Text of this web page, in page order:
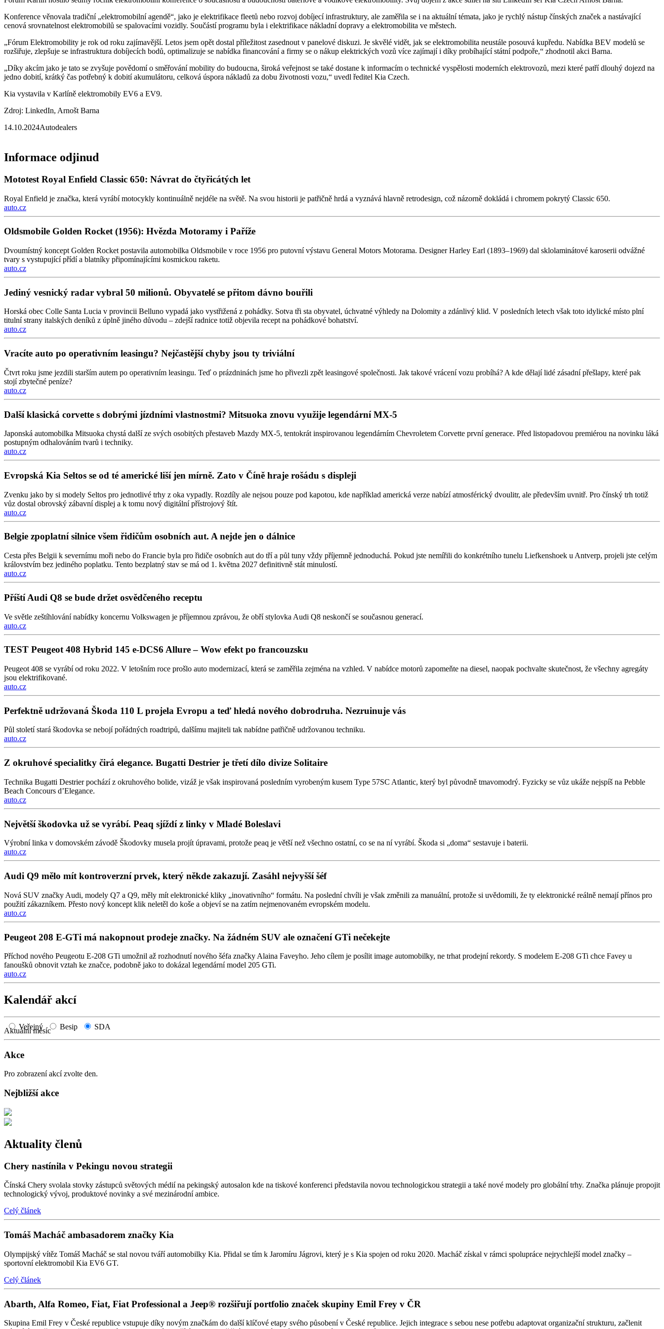
Konference věnovala tradiční „elektromobilní agendě“, jako je elektrifikace fleetů nebo rozvoj dobíjecí infrastruktury, ale zaměřila se i na aktuální témata, jako je rychlý nástup čínských značek a nastávající
cenová srovnatelnost elektromobilů se spalovacími vozidly. Součástí programu byla i elektrifikace nákladní dopravy a elektromobilita ve městech.
„Fórum Elektromobility je rok od roku zajímavější. Letos jsem opět dostal příležitost zasednout v panelové diskuzi. Je skvělé vidět, jak se elektromobilita neustále posouvá kupředu. Nabídka BEV modelů se
rozšiřuje, zlepšuje se infrastruktura dobíjecích bodů, optimalizuje se nabídka financování a firmy se o nákup elektrických vozů více zajímají i díky probíhající státní podpoře,“ zhodnotil akci Barna.
„Díky akcím jako je tato se zvyšuje povědomí o směřování mobility do budoucna, široká veřejnost se také dostane k informacím o technické vyspělosti moderních elektrovozů, mezi které patří dlouhý dojezd na
jedno dobití, krátký čas potřebný k dobití akumulátoru, celková úspora nákladů za dobu životnosti vozu,“ uvedl ředitel Kia Czech.
Kia vystavila v Karlíně elektromobily EV6 a EV9.
Zdroj: LinkedIn, Arnošt Barna
14.10.2024Autodealers
Informace odjinud
Mototest Royal Enfield Classic 650: Návrat do čtyřicátých let
Royal Enfield je značka, která vyrábí motocykly kontinuálně nejdéle na světě. Na svou historii je patřičně hrdá a vyznává hlavně retrodesign, což názorně dokládá i chromem pokrytý Classic 650.
auto.cz
Oldsmobile Golden Rocket (1956): Hvězda Motoramy i Paříže
Dvoumístný koncept Golden Rocket postavila automobilka Oldsmobile v roce 1956 pro putovní výstavu General Motors Motorama. Designer Harley Earl (1893–1969) dal sklolaminátové karoserii odvážné
tvary s vystupující přídí a blatníky připomínajícími kosmickou raketu.
auto.cz
Jediný vesnický radar vybral 50 milionů. Obyvatelé se přitom dávno bouřili
Horská obec Colle Santa Lucia v provincii Belluno vypadá jako vystřižená z pohádky. Sotva tři sta obyvatel, úchvatné výhledy na Dolomity a zdánlivý klid. V posledních letech však toto idylické místo plní
titulní strany italských deníků z úplně jiného důvodu – zdejší radnice totiž objevila recept na pohádkové bohatství.
auto.cz
Vracíte auto po operativním leasingu? Nejčastější chyby jsou ty triviální
Čtvrt roku jsme jezdili starším autem po operativním leasingu. Teď o prázdninách jsme ho přivezli zpět leasingové společnosti. Jak takové vrácení vozu probíhá? A kde dělají lidé zásadní přešlapy, které pak
stojí zbytečné peníze?
auto.cz
Další klasická corvette s dobrými jízdními vlastnostmi? Mitsuoka znovu využije legendární MX-5
Japonská automobilka Mitsuoka chystá další ze svých osobitých přestaveb Mazdy MX-5, tentokrát inspirovanou legendárním Chevroletem Corvette první generace. Před listopadovou premiérou na novinku láká
postupným odhalováním tvarů i techniky.
auto.cz
Evropská Kia Seltos se od té americké liší jen mírně. Zato v Číně hraje rošádu s displeji
Zvenku jako by si modely Seltos pro jednotlivé trhy z oka vypadly. Rozdíly ale nejsou pouze pod kapotou, kde například americká verze nabízí atmosférický dvoulitr, ale především uvnitř. Pro čínský trh totiž
vůz dostal obrovský zábavní displej a k tomu nový digitální přístrojový štít.
auto.cz
Belgie zpoplatní silnice všem řidičům osobních aut. A nejde jen o dálnice
Cesta přes Belgii k severnímu moři nebo do Francie byla pro řidiče osobních aut do tří a půl tuny vždy příjemně jednoduchá. Pokud jste nemířili do konkrétního tunelu Liefkenshoek u Antverp, projeli jste celým
královstvím bez jediného poplatku. Tento bezplatný stav se má od 1. května 2027 definitivně stát minulostí.
auto.cz
Příští Audi Q8 se bude držet osvědčeného receptu
Ve světle zeštíhlování nabídky koncernu Volkswagen je příjemnou zprávou, že obří stylovka Audi Q8 neskončí se současnou generací.
auto.cz
TEST Peugeot 408 Hybrid 145 e-DCS6 Allure – Wow efekt po francouzsku
Peugeot 408 se vyrábí od roku 2022. V letošním roce prošlo auto modernizací, která se zaměřila zejména na vzhled. V nabídce motorů zapomeňte na diesel, naopak pochvalte skutečnost, že všechny agregáty
jsou elektrifikované.
auto.cz
Perfektně udržovaná Škoda 110 L projela Evropu a teď hledá nového dobrodruha. Nezruinuje vás
Půl století stará škodovka se nebojí pořádných roadtripů, dalšímu majiteli tak nabídne patřičně udržovanou techniku.
auto.cz
Z okruhové specialitky čirá elegance. Bugatti Destrier je třetí dílo divize Solitaire
Technika Bugatti Destrier pochází z okruhového bolide, vizáž je však inspirovaná posledním vyrobeným kusem Type 57SC Atlantic, který byl původně tmavomodrý. Fyzicky se vůz ukáže nejspíš na Pebble
Beach Concours d’Elegance.
auto.cz
Největší škodovka už se vyrábí. Peaq sjíždí z linky v Mladé Boleslavi
Výrobní linka v domovském závodě Škodovky musela projít úpravami, protože peaq je větší než všechno ostatní, co se na ní vyrábí. Škoda si „doma“ sestavuje i baterii.
auto.cz
Audi Q9 mělo mít kontroverzní prvek, který někde zakazují. Zasáhl nejvyšší šéf
Nová SUV značky Audi, modely Q7 a Q9, měly mít elektronické kliky „inovativního“ formátu. Na poslední chvíli je však změnili za manuální, protože si uvědomili, že ty elektronické reálně nemají přínos pro
použití zákazníkem. Přesto nový koncept klik neletěl do koše a objeví se na zatím nejmenovaném evropském modelu.
auto.cz
Peugeot 208 E-GTi má nakopnout prodeje značky. Na žádném SUV ale označení GTi nečekejte
Příchod nového Peugeotu E-208 GTi umožnil až rozhodnutí nového šéfa značky Alaina Faveyho. Jeho cílem je posílit image automobilky, ne trhat prodejní rekordy. S modelem E-208 GTi chce Favey u
fanoušků obnovit vztah ke značce, podobně jako to dokázal legendární model 205 GTi.
auto.cz
Kalendář akcí
Veřejný Besip SDA
Aktuální měsíc
Akce
Pro zobrazení akcí zvolte den.
Nejbližší akce
Aktuality členů
Chery nastínila v Pekingu novou strategii
Čínská Chery svolala stovky zástupců světových médií na pekingský autosalon kde na tiskové konferenci představila novou technologickou strategii a také nové modely pro globální trhy. Značka plánuje propojit
technologický vývoj, produktové novinky a své mezinárodní ambice.
Celý článek
Tomáš Macháč ambasadorem značky Kia
Olympijský vítěz Tomáš Macháč se stal novou tváří automobilky Kia. Přidal se tím k Jaromíru Jágrovi, který je s Kia spojen od roku 2020. Macháč získal v rámci spolupráce nejrychlejší model značky –
sportovní elektromobil Kia EV6 GT.
Celý článek
Abarth, Alfa Romeo, Fiat, Fiat Professional a Jeep® rozšiřují portfolio značek skupiny Emil Frey v ČR
Skupina Emil Frey v České republice vstupuje díky novým značkám do další klíčové etapy svého působení v České republice. Jejich integrace s sebou nese potřebu adaptovat organizační strukturu, začlenit